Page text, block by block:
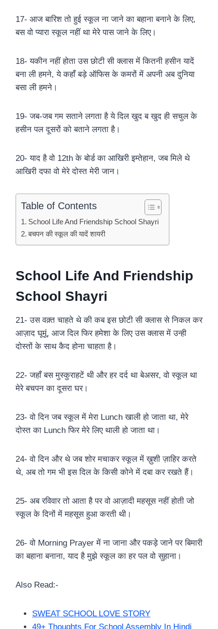
17- आज बारिश तो हुई स्कूल ना जाने का बहाना बनाने के लिए,
बस वो प्यारा स्कूल नहीं था मेरे पास जाने के लिए।
18- यकीन नहीं होता उस छोटी सी क्लास में कितनी हसीन यादें
बना ली हमने, ये कहाँ बड़े ऑफिस के कमरों में अपनी अब दुनिया
बसा ली हमने।
19- जब-जब गम सताने लगता है ये दिल खुद ब खुद ही सचुल के
हसीन पल दूसरों को बताने लगता है।
20- याद है वो 12th के बोर्ड का आखिरी इम्तेहान, जब मिले थे
आखिरी दफा वो मेरे दोस्त मेरी जान।
Table of Contents
School Life And Friendship School Shayri
बचपन की स्कूल की यादें शायरी
School Life And Friendship
School Shayri
21- उस वक़्त चाहते थे की कब इस छोटी सी क्लास से निकल कर
आज़ाद घूमूं, आज दिल फिर हमेशा के लिए उस क्लास में उन्ही
दोस्तों के साथ कैद होना चाहता है।
22- जहाँ बस मुस्कुराहटें थी और हर दर्द था बेअसर, वो स्कूल था
मेरे बचपन का दूसरा घर।
23- वो दिन जब स्कूल में मेरा Lunch खाली हो जाता था, मेरे
दोस्त का Lunch फिर मेरे लिए थाली हो जाता था।
24- वो दिन और थे जब शोर मचाकर स्कूल में ख़ुशी ज़ाहिर करते
थे, अब तो गम भी इस दिल के किसी कोने में दबा कर रखते हैं।
25- अब रविवार तो आता है पर वो आज़ादी महसूस नहीं होती जो
स्कूल के दिनों में महसूस हुआ करती थी।
26- वो Morning Prayer में ना जाना और पकड़े जाने पर बिमारी
का बहाना बनाना, याद है मुझे स्कूल का हर पल वो सुहाना।
Also Read:-
SWEAT SCHOOL LOVE STORY
49+ Thoughts For School Assembly In Hindi